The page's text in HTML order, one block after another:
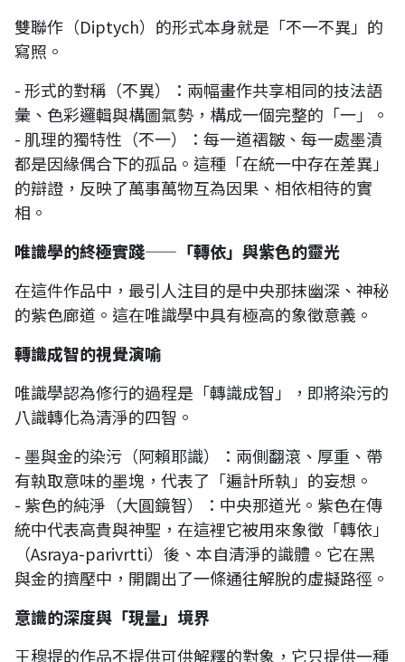
雙聯作（Diptych）的形式本身就是「不一不異」的
寫照。
- 形式的對稱（不異）：兩幅畫作共享相同的技法語
彙、色彩邏輯與構圖氣勢，構成一個完整的「一」。
- 肌理的獨特性（不一）：每一道褶皺、每一處墨漬
都是因緣偶合下的孤品。這種「在統一中存在差異」
的辯證，反映了萬事萬物互為因果、相依相待的實
相。
唯識學的終極實踐——「轉依」與紫色的靈光
在這件作品中，最引人注目的是中央那抹幽深、神秘
的紫色廊道。這在唯識學中具有極高的象徵意義。
轉識成智的視覺演喻
唯識學認為修行的過程是「轉識成智」，即將染污的
八識轉化為清淨的四智。
- 墨與金的染污（阿賴耶識）：兩側翻滾、厚重、帶
有執取意味的墨塊，代表了「遍計所執」的妄想。
- 紫色的純淨（大圓鏡智）：中央那道光。紫色在傳
統中代表高貴與神聖，在這裡它被用來象徵「轉依」
（Asraya-parivrtti）後、本自清淨的識體。它在黑
與金的擠壓中，開闢出了一條通往解脫的虛擬路徑。
意識的深度與「現量」境界
王穆提的作品不提供可供解釋的對象，它只提供一種